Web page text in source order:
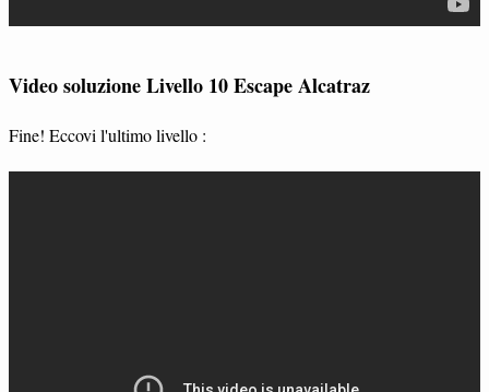
Video soluzione Livello 10 Escape Alcatraz
Fine! Eccovi l'ultimo livello :